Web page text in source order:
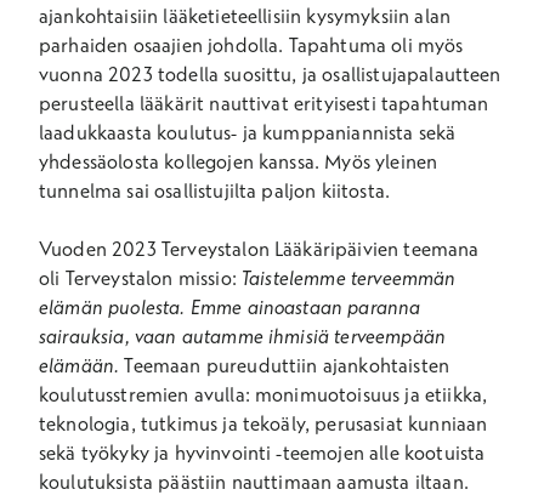
ajankohtaisiin lääketieteellisiin kysymyksiin alan
parhaiden osaajien johdolla. Tapahtuma oli myös
vuonna 2023 todella suosittu, ja osallistujapalautteen
perusteella lääkärit nauttivat erityisesti tapahtuman
laadukkaasta koulutus- ja kumppaniannista sekä
yhdessäolosta kollegojen kanssa. Myös yleinen
tunnelma sai osallistujilta paljon kiitosta.
Vuoden 2023 Terveystalon Lääkäripäivien teemana
oli Terveystalon missio: Taistelemme terveemmän
elämän puolesta. Emme ainoastaan paranna
sairauksia, vaan autamme ihmisiä terveempään
elämään.Teemaan pureuduttiin ajankohtaisten
koulutusstremien avulla: monimuotoisuus ja etiikka,
teknologia, tutkimus ja tekoäly, perusasiat kunniaan
sekä työkyky ja hyvinvointi -teemojen alle kootuista
koulutuksista päästiin nauttimaan aamusta iltaan.